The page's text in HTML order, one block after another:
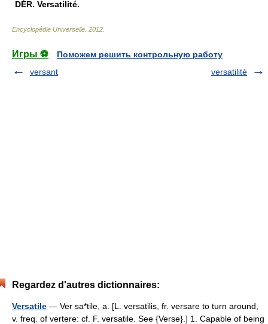
DÉR. Versatilité.
Encyclopédie Universelle 2012
Игры ⚽
Поможем решить контрольную работу
versant
versatilité
Regardez d'autres dictionnaires:
Versatile — Ver sa*tile, a. [L. versatilis, fr. versare to turn around,
v. freq. of vertere: cf. F. versatile. See {Verse}.] 1. Capable of being